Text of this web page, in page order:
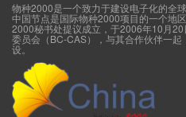
物种2000是一个致力于建设电子化的全
中国节点是国际物种2000项目的一个地
2000秘书处提议成立，于2006年10月
委员会（BC-CAS），与其合作伙伴一
设。